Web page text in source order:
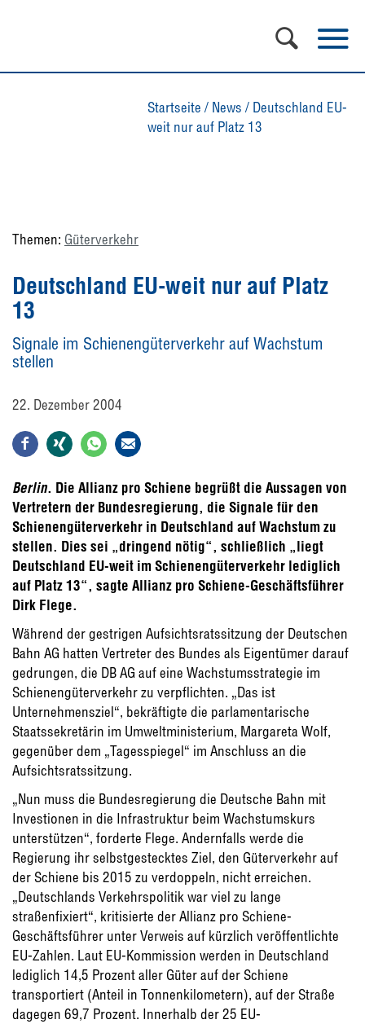
Startseite / News / Deutschland EU-
weit nur auf Platz 13
Themen: Güterverkehr
Deutschland EU-weit nur auf Platz
13
Signale im Schienengüterverkehr auf Wachstum
stellen
22. Dezember 2004
Berlin. Die Allianz pro Schiene begrüßt die Aussagen von
Vertretern der Bundesregierung, die Signale für den
Schienengüterverkehr in Deutschland auf Wachstum zu
stellen. Dies sei „dringend nötig“, schließlich „liegt
Deutschland EU-weit im Schienengüterverkehr lediglich
auf Platz 13“, sagte Allianz pro Schiene-Geschäftsführer
Dirk Flege.
Während der gestrigen Aufsichtsratssitzung der Deutschen
Bahn AG hatten Vertreter des Bundes als Eigentümer darauf
gedrungen, die DB AG auf eine Wachstumsstrategie im
Schienengüterverkehr zu verpflichten. „Das ist
Unternehmensziel“, bekräftigte die parlamentarische
Staatssekretärin im Umweltministerium, Margareta Wolf,
gegenüber dem „Tagesspiegel“ im Anschluss an die
Aufsichtsratssitzung.
„Nun muss die Bundesregierung die Deutsche Bahn mit
Investionen in die Infrastruktur beim Wachstumskurs
unterstützen“, forderte Flege. Andernfalls werde die
Regierung ihr selbstgestecktes Ziel, den Güterverkehr auf
der Schiene bis 2015 zu verdoppeln, nicht erreichen.
„Deutschlands Verkehrspolitik war viel zu lange
straßenfixiert“, kritisierte der Allianz pro Schiene-
Geschäftsführer unter Verweis auf kürzlich veröffentlichte
EU-Zahlen. Laut EU-Kommission werden in Deutschland
lediglich 14,5 Prozent aller Güter auf der Schiene
transportiert (Anteil in Tonnenkilometern), auf der Straße
dagegen 69,7 Prozent. Innerhalb der 25 EU-